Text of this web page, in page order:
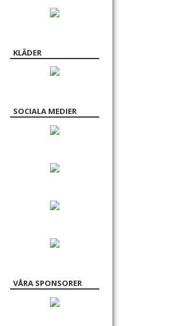
KLÄDER
SOCIALA MEDIER
VÅRA SPONSORER